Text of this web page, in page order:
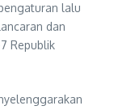
lalu
dan
Republik